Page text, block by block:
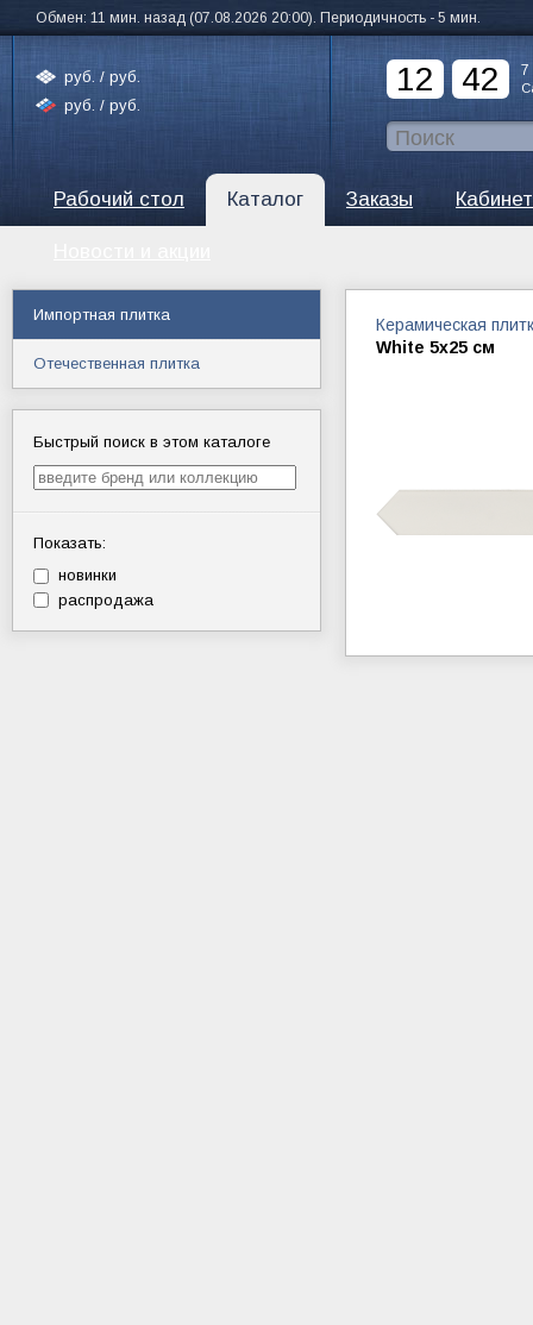
Обмен: 11 мин. назад (07.08.2026 20:00). Периодичность - 5 мин.
руб. / руб.
руб. / руб.
12 42 7
Рабочий стол Каталог Заказы Кабинет
Керамическая
White 5х25 см
Импортная плитка
Отечественная плитка
Быстрый поиск в этом каталоге
Показать:
новинки
распродажа